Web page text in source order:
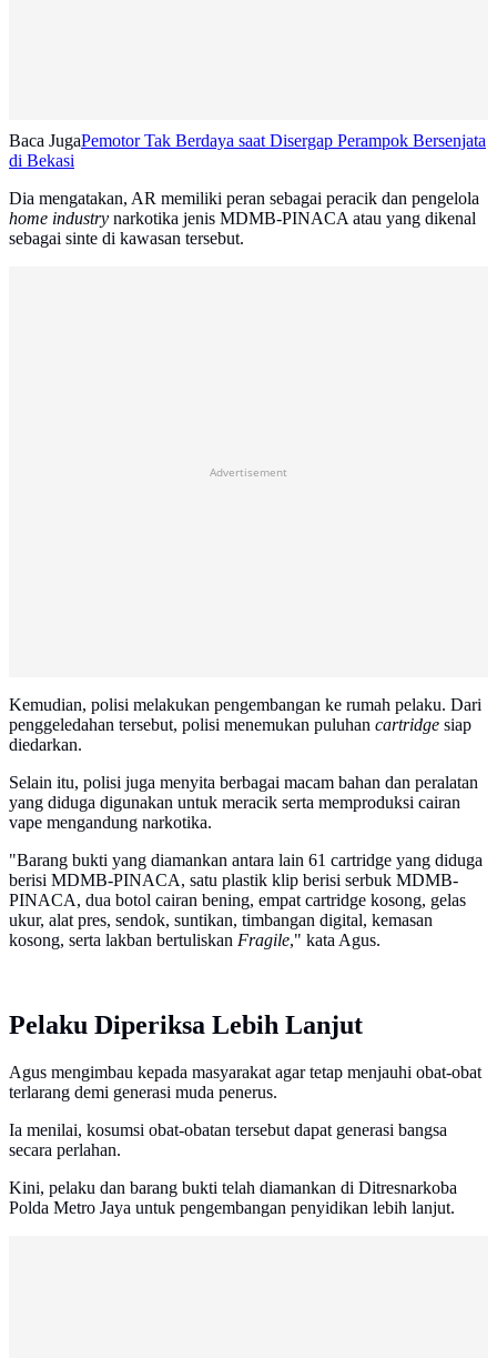
Baca JugaPemotor Tak Berdaya saat Disergap Perampok Bersenjata
di Bekasi
Dia mengatakan, AR memiliki peran sebagai peracik dan pengelola
home industry narkotika jenis MDMB-PINACA atau yang dikenal
sebagai sinte di kawasan tersebut.
Advertisement
Kemudian, polisi melakukan pengembangan ke rumah pelaku. Dari
penggeledahan tersebut, polisi menemukan puluhan cartridge siap
diedarkan.
Selain itu, polisi juga menyita berbagai macam bahan dan peralatan
yang diduga digunakan untuk meracik serta memproduksi cairan
vape mengandung narkotika.
"Barang bukti yang diamankan antara lain 61 cartridge yang diduga
berisi MDMB-PINACA, satu plastik klip berisi serbuk MDMB-
PINACA, dua botol cairan bening, empat cartridge kosong, gelas
ukur, alat pres, sendok, suntikan, timbangan digital, kemasan
kosong, serta lakban bertuliskan Fragile," kata Agus.
Pelaku Diperiksa Lebih Lanjut
Agus mengimbau kepada masyarakat agar tetap menjauhi obat-obat
terlarang demi generasi muda penerus.
Ia menilai, kosumsi obat-obatan tersebut dapat generasi bangsa
secara perlahan.
Kini, pelaku dan barang bukti telah diamankan di Ditresnarkoba
Polda Metro Jaya untuk pengembangan penyidikan lebih lanjut.